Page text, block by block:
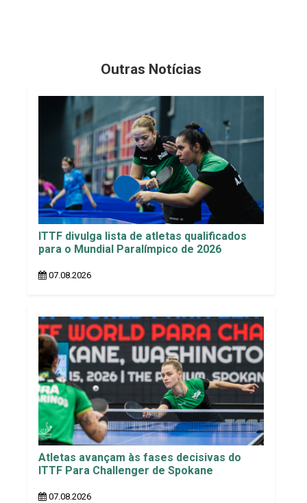
Outras Notícias
ITTF divulga lista de atletas qualificados
para o Mundial Paralímpico de 2026
07.08.2026
Atletas avançam às fases decisivas do
ITTF Para Challenger de Spokane
07.08.2026